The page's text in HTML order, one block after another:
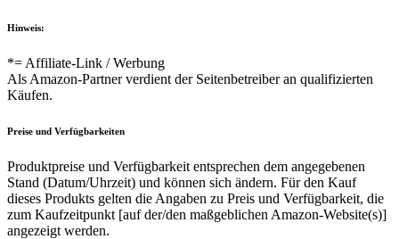
Hinweis:
*= Affiliate-Link / Werbung
Als Amazon-Partner verdient der Seitenbetreiber an qualifizierten
Käufen.
Preise und Verfügbarkeiten
Produktpreise und Verfügbarkeit entsprechen dem angegebenen
Stand (Datum/Uhrzeit) und können sich ändern. Für den Kauf
dieses Produkts gelten die Angaben zu Preis und Verfügbarkeit, die
zum Kaufzeitpunkt [auf der/den maßgeblichen Amazon-Website(s)]
angezeigt werden.